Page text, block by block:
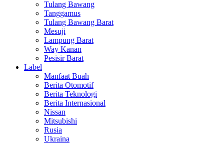
Tulang Bawang
Tanggamus
Tulang Bawang Barat
Mesuji
Lampung Barat
Way Kanan
Pesisir Barat
Label
Manfaat Buah
Berita Otomotif
Berita Teknologi
Berita Internasional
Nissan
Mitsubishi
Rusia
Ukraina